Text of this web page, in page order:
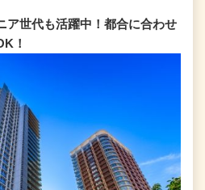
ア世代も活躍中！都合に合わせ
！